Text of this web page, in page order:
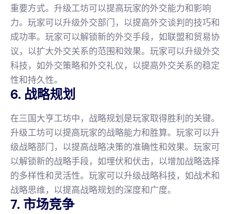
重要方式。升级工坊可以提高玩家的外交能力和影响
力。玩家可以升级外交部门，以提高外交谈判的技巧和
成功率。玩家可以解锁新的外交手段，如联盟和贸易协
议，以扩大外交关系的范围和效果。玩家可以升级外交
科技，如外交策略和外交礼仪，以提高外交关系的稳定
性和持久性。
6. 战略规划
在三国大亨工坊中，战略规划是玩家取得胜利的关键。
升级工坊可以提高玩家的战略能力和胜算。玩家可以升
级战略部门，以提高战略决策的准确性和效果。玩家可
以解锁新的战略手段，如埋伏和伏击，以增加战略选择
的多样性和灵活性。玩家可以升级战略科技，如战术和
战略思维，以提高战略规划的深度和广度。
7. 市场竞争